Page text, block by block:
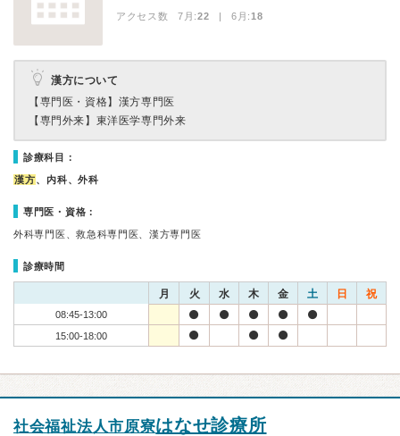
アクセス数 7月:22 | 6月:18
漢方について
【専門医・資格】 漢方専門医
【専門外来】 東洋医学専門外来
診療科目：
漢方、内科、外科
専門医・資格：
外科専門医、救急科専門医、漢方専門医
診療時間
月 火 水 木 金 土 日 祝
08:45-13:00
15:00-18:00
社会福祉法人市原寮はなせ診療所